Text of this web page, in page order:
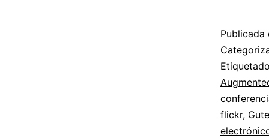
Publicada
flickr,